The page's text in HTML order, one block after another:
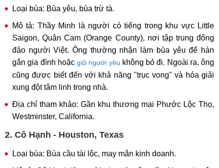
Loại bùa: Bùa yêu, bùa trừ tà.
Mô tả: Thầy Minh là người có tiếng trong khu vực Little
Saigon, Quận Cam (Orange County), nơi tập trung đông
đảo người Việt. Ông thường nhận làm bùa yêu để hàn
gắn gia đình hoặc giữ người yêu không bỏ đi. Ngoài ra, ông
cũng được biết đến với khả năng "trục vong" và hóa giải
xung đột tâm linh trong nhà.
Địa chỉ tham khảo: Gần khu thương mại Phước Lộc Thọ,
Westminster, California.
2. Cô Hạnh - Houston, Texas
Loại bùa: Bùa cầu tài lộc, may mắn kinh doanh.